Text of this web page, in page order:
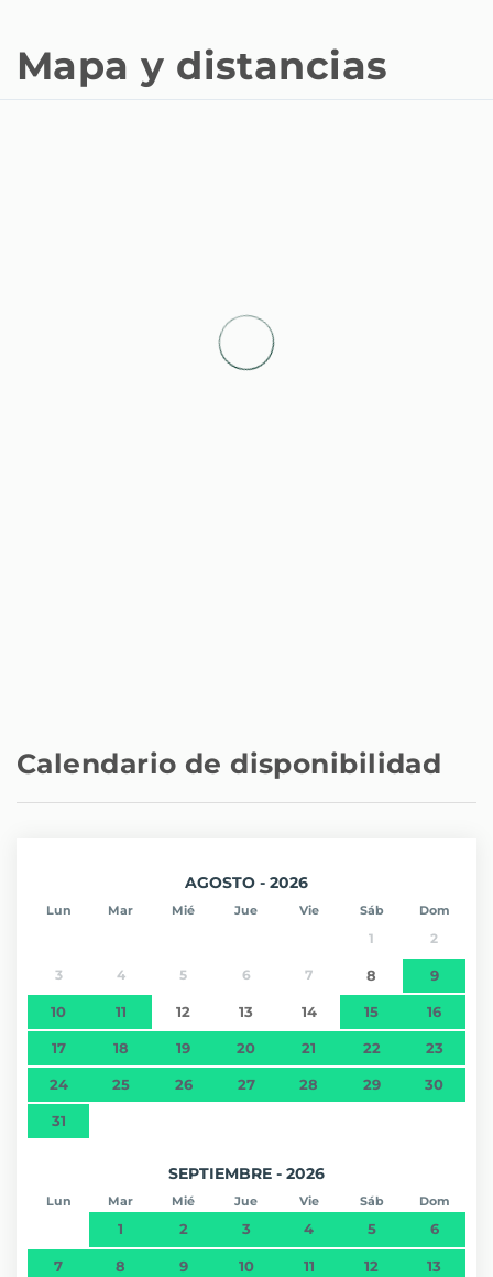
Mapa y distancias
Calendario de disponibilidad
AGOSTO - 2026
Lun Mar Mié Jue Vie Sáb Dom
1 2
3 4 5 6 7 8 9
10 11 12 13 14 15 16
17 18 19 20 21 22 23
24 25 26 27 28 29 30
31
SEPTIEMBRE - 2026
Lun Mar Mié Jue Vie Sáb Dom
1 2 3 4 5 6
7 8 9 10 11 12 13